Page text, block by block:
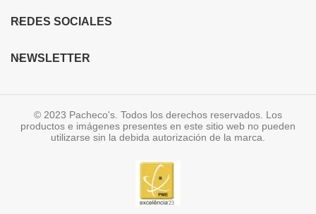
REDES SOCIALES
NEWSLETTER
© 2023 Pacheco's. Todos los derechos reservados. Los
productos e imágenes presentes en este sitio web no pueden
utilizarse sin la debida autorización de la marca.